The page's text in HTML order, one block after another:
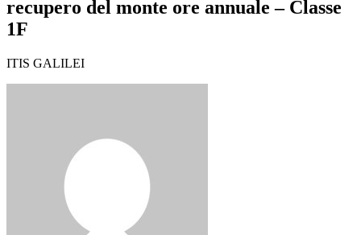
recupero del monte ore annuale – Classe
1F
ITIS GALILEI